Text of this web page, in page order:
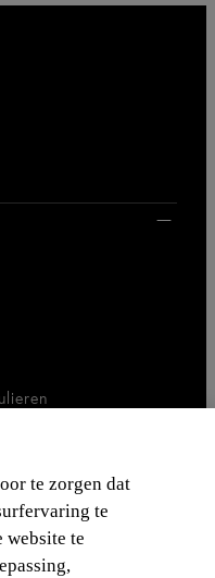
te zorgen dat
te
website te